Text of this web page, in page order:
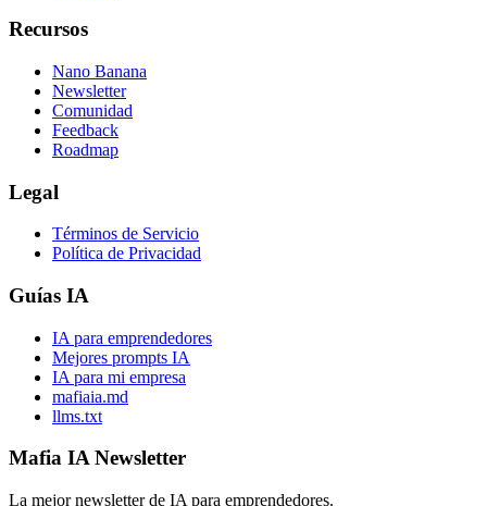
Recursos
Nano Banana
Newsletter
Comunidad
Feedback
Roadmap
Legal
Términos de Servicio
Política de Privacidad
Guías IA
IA para emprendedores
Mejores prompts IA
IA para mi empresa
mafiaia.md
llms.txt
Mafia IA Newsletter
La mejor newsletter de IA para emprendedores.